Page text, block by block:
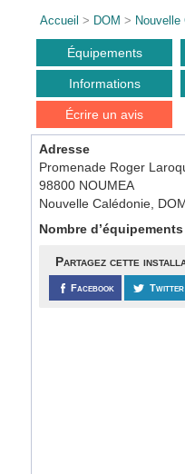
Accueil > DOM > Nouvelle
Équipements
Informations
Écrire un avis
Adresse
Promenade Roger
98800 NOUMEA
Nouvelle Calédonie,
Nombre
Partagez cette
Facebook Twitter